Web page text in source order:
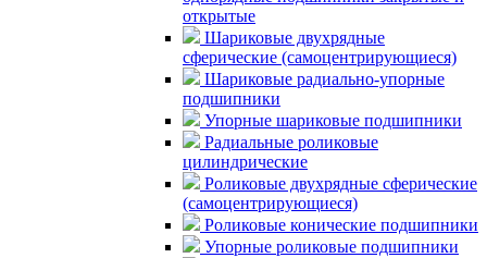
открытые
Шариковые двухрядные
сферические (самоцентрирующиеся)
Шариковые радиально-упорные
подшипники
Упорные шариковые подшипники
Радиальные роликовые
цилиндрические
Роликовые двухрядные сферические
(самоцентрирующиеся)
Роликовые конические подшипники
Упорные роликовые подшипники